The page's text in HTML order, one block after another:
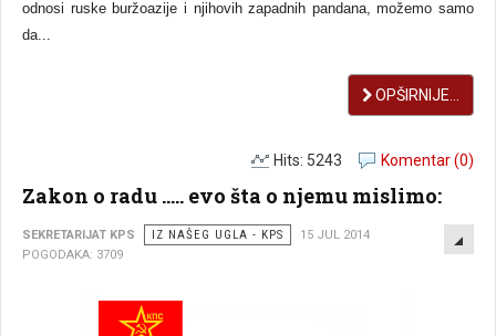
odnosi ruske buržoazije i njihovih zapadnih pandana, možemo samo
da...
OPŠIRNIJE...
Komentar (0)
Hits: 5243
Zakon o radu ..... evo šta o njemu mislimo:
SEKRETARIJAT KPS IZ NAŠEG UGLA - KPS
15 JUL 2014
POGODAKA: 3709